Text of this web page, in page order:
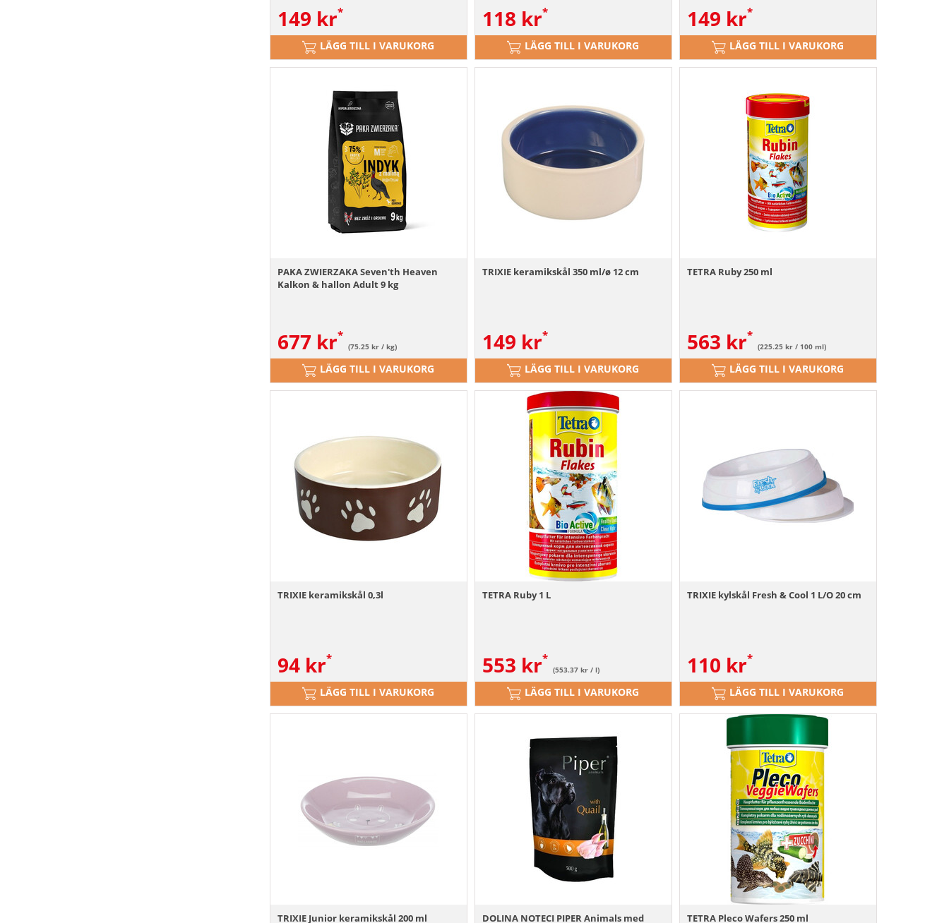
149 kr
LÄGG TILL I VARUKORG
118 kr
LÄGG TILL I VARUKORG
149 kr
LÄGG TILL I VARUKORG
PAKA ZWIERZAKA Seven'th Heaven
Kalkon & hallon Adult 9 kg
677 kr (75.25 kr / kg)
LÄGG TILL I VARUKORG
TRIXIE keramikskål 350 ml/ø 12 cm
149 kr
LÄGG TILL I VARUKORG
TETRA Ruby 250 ml
563 kr (225.25 kr / 100 ml)
LÄGG TILL I VARUKORG
TRIXIE keramikskål 0,3l
94 kr
LÄGG TILL I VARUKORG
TETRA Ruby 1 L
553 kr (553.37 kr / l)
LÄGG TILL I VARUKORG
TRIXIE kylskål Fresh & Cool 1 L/O 20 cm
110 kr
LÄGG TILL I VARUKORG
TRIXIE Junior keramikskål 200 ml DOLINA NOTECI PIPER Animals med TETRA Pleco Wafers 250 ml